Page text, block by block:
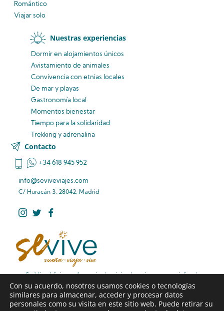
Romántico
Viajar solo
Nuestras experiencias
Dormir en alojamientos únicos
Avistamientode animales
Convivenciacon etnias locales
De mar y playas
Gastronomía local
Momentos bienestar
Tiempo para la solidaridad
Trekking y adrenalina
Contacto
+34 618 945 952
info@seviveviajes.com
C/ Huracán 3, 28042, Madrid
Se Vive Viajes – Agencia de viajes boutique especializada
en rutas de viaje diferentes, viajes familiares premium y
viajes de larga distancia sin preocupaciones.
Con su acuerdo, nosotros usamos cookies o tecnologías
similares para almacenar, acceder y procesar datos
personales como su visita en este sitio web. Puede retirar su